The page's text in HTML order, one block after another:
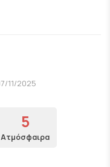
11/2025
5
Ατμόσφαιρα